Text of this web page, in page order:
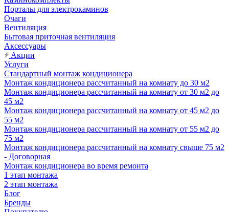
Порталы для электрокаминов
Очаги
Вентиляция
Бытовая приточная вентиляция
Аксессуары
Акции
Услуги
Стандартный монтаж кондиционера
Монтаж кондиционера рассчитанный на комнату до 30 м2
Монтаж кондиционера рассчитанный на комнату от 30 м2 до
45 м2
Монтаж кондиционера рассчитанный на комнату от 45 м2 до
55 м2
Монтаж кондиционера рассчитанный на комнату от 55 м2 до
75 м2
Монтаж кондиционера рассчитанный на комнату свыше 75 м2
- Договорная
Монтаж кондиционера во время ремонта
1 этап монтажа
2 этап монтажа
Блог
Бренды